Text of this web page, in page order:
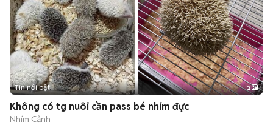
Tin nổi bật 2
Không có tg nuôi cần pass bé nhím đực
Nhím Cảnh